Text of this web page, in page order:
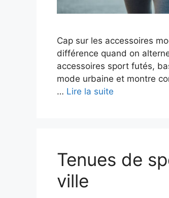
Cap sur les accessoires
différence quand on
accessoires sport futés,
mode urbaine et montre
… Lire la suite
Tenues de
ville